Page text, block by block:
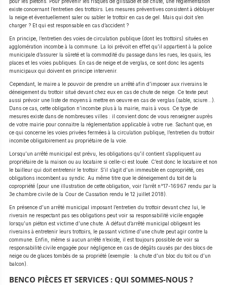
existe concernant l’entretien des trottoirs. Les mesures préventives consistent à déblayer
la neige et éventuellement saler ou sabler le trottoir en cas de gel. Mais qui doit s’en
charger ? Et qui est responsable en cas d’accident ?
En principe, l’entretien des voies de circulation publique (dont les trottoirs) situées en
agglomération incombe à la commune. La loi prévoit en effet qu’il appartient à la police
municipale d’assurer la sûreté et la commodité du passage dans les rues, les quais, les
places et les voies publiques. En cas de neige et de verglas, ce sont donc les agents
municipaux qui doivent en principe intervenir.
Cependant, le maire a le pouvoir de prendre un arrêté afin d’imposer aux riverains le
déneigement du trottoir situé devant chez eux en cas de chute de neige. Ce texte peut
aussi prévoir une liste de moyens à mettre en oeuvre en cas de verglas (sable, sciure…).
Dans ce cas, cette obligation n’incombe plus à la mairie, mais à vous. Ce type de
mesures existe dans de nombreuses villes : il convient donc de vous renseigner auprès
de votre mairie pour connaitre la réglementation applicable à votre rue. Sachant que, en
ce qui concerne les voies privées fermées à la circulation publique, l’entretien du trottoir
incombe obligatoirement au propriétaire de la voie.
Lorsqu’un arrêté municipal est prévu, les obligations qu’il contient s’appliquent au
propriétaire de la maison ou au locataire si celle-ci est louée. C’est donc le locataire et non
le bailleur qui doit entretenir le trottoir. S’il s’agit d’un immeuble en copropriété, ces
obligations incombent au syndic. Au même titre que le déneigement du toit de la
copropriété (pour une illustration de cette obligation, voir l’arrêt n°17-16967 rendu par la
3e chambre civile de la Cour de Cassation rendu le 12 juillet 2018).
En présence d’un arrêté municipal imposant l’entretien du trottoir devant chez lui, le
riverain ne respectant pas ses obligations peut voir sa responsabilité vicile engagée
lorsqu’un piéton est victime d’une chute. A défaut d’arrêté municipal obligeant les
riverains à entretenir leurs trottoirs, le passant victime d’une chute peut agir contre la
commune. Enfin, même si aucun arrêté n’existe, il est toujours possible de voir sa
responsabilité civile engagée pour négligence en cas de dégâts causés par des blocs de
neige ou de glaces tombés de sa propriété (exemple : la chute d’un bloc du toit ou d’un
balcon).
BENCO PIÈCES ET SERVICES : QUI SOMMES-NOUS ?